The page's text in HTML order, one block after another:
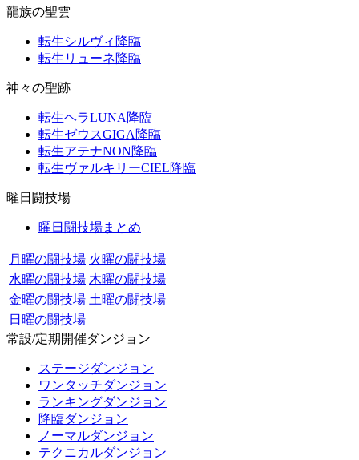
龍族の聖雲
転生シルヴィ降臨
転生リューネ降臨
神々の聖跡
転生ヘラLUNA降臨
転生ゼウスGIGA降臨
転生アテナNON降臨
転生ヴァルキリーCIEL降臨
曜日闘技場
曜日闘技場まとめ
月曜の闘技場 火曜の闘技場
水曜の闘技場 木曜の闘技場
金曜の闘技場 土曜の闘技場
日曜の闘技場
常設/定期開催ダンジョン
ステージダンジョン
ワンタッチダンジョン
ランキングダンジョン
降臨ダンジョン
ノーマルダンジョン
テクニカルダンジョン